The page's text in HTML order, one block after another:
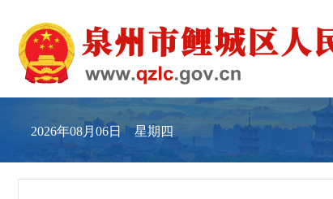
2026年08月06日 星期四